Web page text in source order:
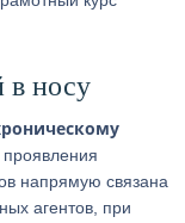
носу
проявления
напрямую связана
агентов, при